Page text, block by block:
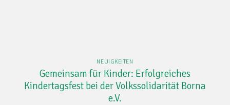
NEUIGKEITEN
Gemeinsam für Kinder: Erfolgreiches
Kindertagsfest bei der Volkssolidarität Borna
e.V.